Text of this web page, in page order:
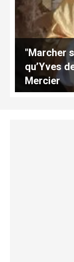
"Marcher
qu’Yves
Mercier